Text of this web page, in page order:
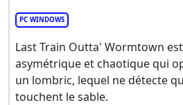
PC WINDOWS
Last Train Outta' Wormtown
asymétrique et chaotique qui
un lombric, lequel ne détecte
touchent le sable.